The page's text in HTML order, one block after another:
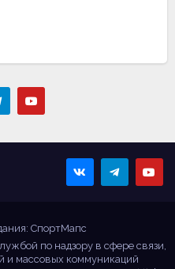
СпортМапс
по надзору в сфере связи,
и массовых коммуникаций